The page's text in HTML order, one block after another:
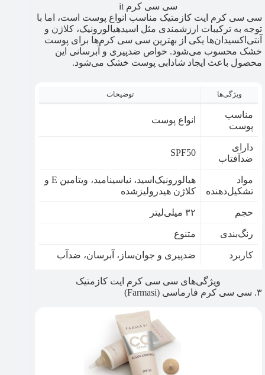
سی سی کرم it
سی سی کرم ایت کازمتیک مناسب انواع پوست است، اما با
توجه به ترکیبات ارزشمندی مثل اسیدهیالورونیک، کلاژن و
آنتی‌اکسیدان‌ها یکی از بهترین سی سی کرم‌ها برای پوست
خشک محسوب می‌شود. خواص ضدپیری و آبرسانی این
محصول باعث ایجاد شادابی پوست خشک می‌شود.
ویژگی‌ها توضیحات
مناسب
پوست
انواع پوست
دارای
ضدآفتاب
SPF50
مواد
تشکیل‌دهنده
هیالورونیک‌اسید، نیاسینامید، ویتامین E و
کلاژن هیدرولیزشده
حجم ۳۲ میلی‌لیتر
رنگ‌بندی متنوع
کاربرد ضدپیری و جوان‌ساز، آبرسان، ضدآب
ویژگی‌های سی سی کرم ایت کازمتیک
۳. سی سی کرم فارماسی (Farmasi)